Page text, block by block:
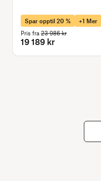
Spar opptil 20 %
+1 Mer
Pris fra 23 986 kr
19 189 kr